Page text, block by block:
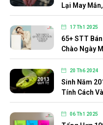
Lại May
17 Th1 2025
65+ STT
Chào Ngày
20 Th6 2024
Sinh Năm
Tính Cách
06 Th1 2025